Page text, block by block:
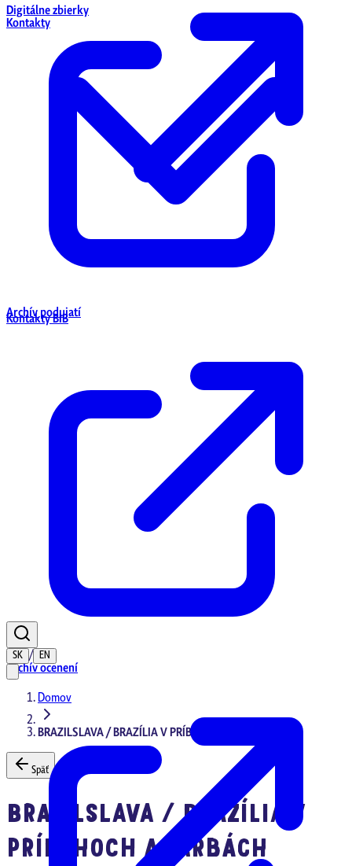
Kontakty BIB
Digitálne zbierky
Kontakty
Archív podujatí
Archív ocenení
SK / EN
Domov
BRAZILSLAVA / BRAZÍLIA V PRÍBEHOCH A FARBÁCH
Späť
BRAZILSLAVA / BRAZÍLIA V
PRÍBEHOCH A FARBÁCH